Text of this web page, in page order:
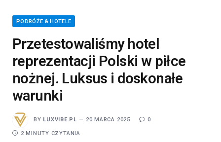
PODRÓŻE & HOTELE
Przetestowaliśmy hotel
reprezentacji Polski w piłce
nożnej. Luksus i doskonałe
warunki
BY LUXVIBE.PL 20 MARCA 2025 0
2 MINUTY CZYTANIA